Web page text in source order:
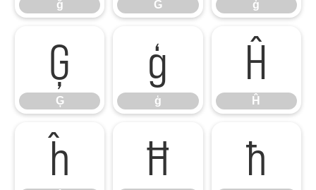
ğ Ġ ġ
Ģ
Ģ
ģ
ģ
Ĥ
Ĥ
ĥ Ħ ħ